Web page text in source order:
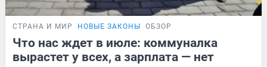
СТРАНА И МИР НОВЫЕ ЗАКОНЫ ОБЗОР
Что нас ждет в июле: коммуналка
вырастет у всех, а зарплата — нет